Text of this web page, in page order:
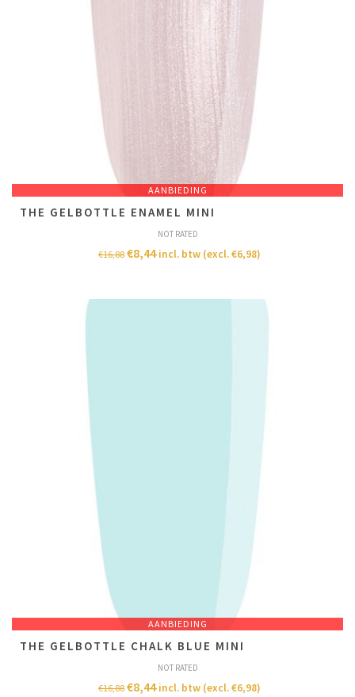
AANBIEDING
THE GELBOTTLE ENAMEL MINI
NOT RATED
€16,88 €8,44 incl. btw (excl.€6,98)
AANBIEDING
THE GELBOTTLE CHALK BLUE MINI
NOT RATED
€16,88 €8,44 incl. btw (excl.€6,98)